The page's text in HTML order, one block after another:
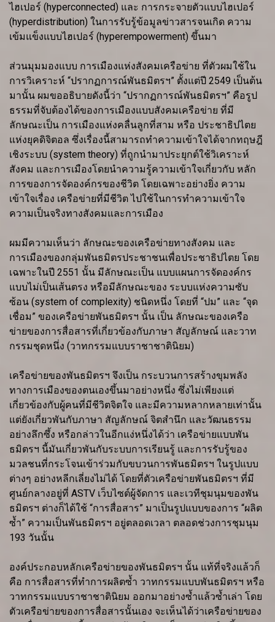
ไฮเปอร์ (hyperconnected) และ การกระจายตัวแบบไฮเปอร์
(hyperdistribution) ในการรับรู้ข้อมูลข่าวสารจนเกิด ความ
เข้มแข็งแบบไฮเปอร์ (hyperempowerment) ขึ้นมา
ส่วนมุมมองแบบ การเมืองแห่งสังคมเครือข่าย ที่ตัวผมใช้ใน
การวิเคราะห์ “ปรากฏการณ์พันธมิตรฯ” ตั้งแต่ปี 2549 เป็นต้น
มานั้น ผมขออธิบายดังนี้ว่า “ปรากฏการณ์พันธมิตรฯ” คือรูป
ธรรมที่จับต้องได้ของการเมืองแบบสังคมเครือข่าย ที่มี
ลักษณะเป็น การเมืองแห่งคลื่นลูกที่สาม หรือ ประชาธิปไตย
แห่งยุคดิจิตอล ซึ่งเรื่องนี้สามารถทำความเข้าใจได้จากทฤษฎี
เชิงระบบ (system theory) ที่ถูกนำมาประยุกต์ใช้วิเคราะห์
สังคม และการเมืองโดยนำความรู้ความเข้าใจเกี่ยวกับ หลัก
การของการจัดองค์กรของชีวิต โดยเฉพาะอย่างยิ่ง ความ
เข้าใจเรื่อง เครือข่ายที่มีชีวิต ไปใช้ในการทำความเข้าใจ
ความเป็นจริงทางสังคมและการเมือง
ผมมีความเห็นว่า ลักษณะของเครือข่ายทางสังคม และ
การเมืองของกลุ่มพันธมิตรประชาชนเพื่อประชาธิปไตย โดย
เฉพาะในปี 2551 นั้น มีลักษณะเป็น แบบแผนการจัดองค์กร
แบบไม่เป็นเส้นตรง หรือมีลักษณะของ ระบบแห่งความซับ
ซ้อน (system of complexity) ชนิดหนึ่ง โดยที่ “ปม” และ “จุด
เชื่อม” ของเครือข่ายพันธมิตรฯ นั้น เป็น ลักษณะของเครือ
ข่ายของการสื่อสารที่เกี่ยวข้องกับภาษา สัญลักษณ์ และวาท
กรรมชุดหนึ่ง (วาทกรรมแบบราชาชาตินิยม)
เครือข่ายของพันธมิตรฯ จึงเป็น กระบวนการสร้างขุมพลัง
ทางการเมืองของตนเองขึ้นมาอย่างหนึ่ง ซึ่งไม่เพียงแต่
เกี่ยวข้องกับผู้คนที่มีชีวิตจิตใจ และมีความหลากหลายเท่านั้น
แต่ยังเกี่ยวพันกับภาษา สัญลักษณ์ จิตสำนึก และวัฒนธรรม
อย่างลึกซึ้ง หรือกล่าวในอีกแง่หนึ่งได้ว่า เครือข่ายแบบพัน
ธมิตรฯ นี้มันเกี่ยวพันกับระบบการเรียนรู้ และการรับรู้ของ
มวลชนที่กระโจนเข้าร่วมกับขบวนการพันธมิตรฯ ในรูปแบบ
ต่างๆ อย่างหลีกเลี่ยงไม่ได้ โดยที่ตัวเครือข่ายพันธมิตรฯ ที่มี
ศูนย์กลางอยู่ที่ ASTV เว็บไซต์ผู้จัดการ และเวทีชุมนุมของพัน
ธมิตรฯ ต่างก็ได้ใช้ “การสื่อสาร” มาเป็นรูปแบบของการ “ผลิต
ซ้ำ” ความเป็นพันธมิตรฯ อยู่ตลอดเวลา ตลอดช่วงการชุมนุม
193 วันนั้น
องค์ประกอบหลักเครือข่ายของพันธมิตรฯ นั้น แท้ที่จริงแล้วก็
คือ การสื่อสารที่ทำการผลิตซ้ำ วาทกรรมแบบพันธมิตรฯ หรือ
วาทกรรมแบบราชาชาตินิยม ออกมาอย่างซ้ำแล้วซ้ำเล่า โดย
ตัวเครือข่ายของการสื่อสารนั้นเอง จะเห็นได้ว่าเครือข่ายของ